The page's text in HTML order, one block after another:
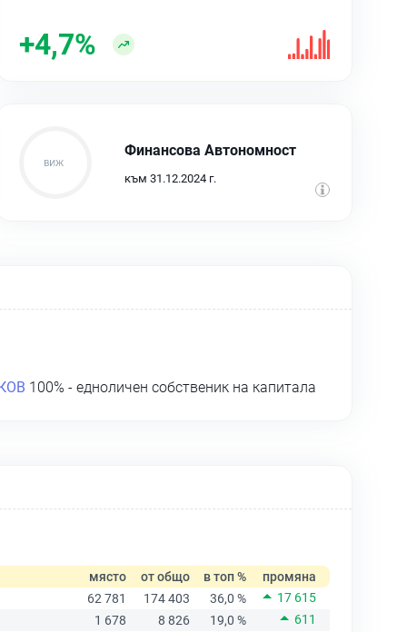
+4,7%
Финансова Автономност
към 31.12.2024 г.
100% - едноличен собственик на капитала
място от общо в топ %
промяна
62 781
174 403 36,0 %
17 615
1 678
8 826 19,0 %
611